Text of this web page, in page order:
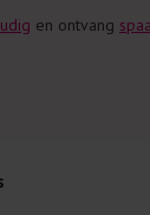
en ontvang